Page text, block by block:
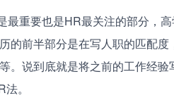
的前半部分是在写人职的匹配
。说到底就是将之前的工作经
。